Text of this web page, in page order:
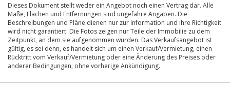
Dieses Dokument stellt weder ein Angebot noch einen Vertrag dar. Alle
Maße, Flächen und Entfernungen sind ungefähre Angaben. Die
Beschreibungen und Pläne dienen nur zur Information und ihre Richtigkeit
wird nicht garantiert. Die Fotos zeigen nur Teile der Immobilie zu dem
Zeitpunkt, an dem sie aufgenommen wurden. Das Verkaufsangebot ist
gültig, es sei denn, es handelt sich um einen Verkauf/Vermietung, einen
Rücktritt vom Verkauf/Vermietung oder eine Änderung des Preises oder
anderer Bedingungen, ohne vorherige Ankündigung.